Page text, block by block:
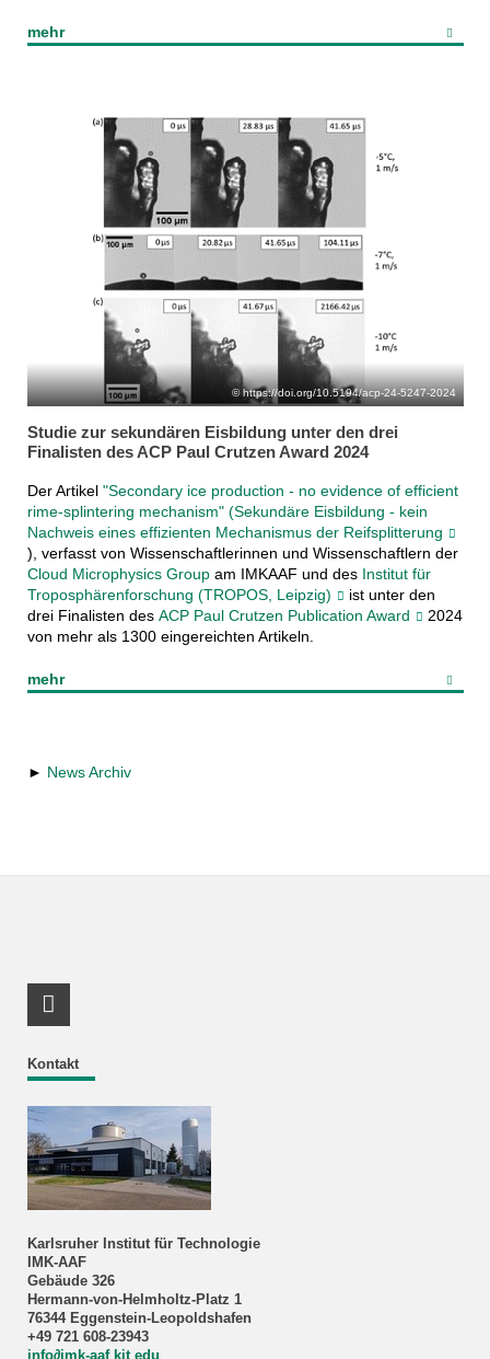
mehr
https://doi.org/10.5194/acp-24-5247-2024
Studie zur sekundären Eisbildung unter den drei
Finalisten des ACP Paul Crutzen Award 2024
Der Artikel "Secondary ice production - no evidence of efficient
rime-splintering mechanism" (Sekundäre Eisbildung - kein
Nachweis eines effizienten Mechanismus der Reifsplitterung
), verfasst von Wissenschaftlerinnen und Wissenschaftlern der
Cloud Microphysics Groupam IMKAAF und des Institut für
Troposphärenforschung (TROPOS, Leipzig)
ist unter den
drei Finalisten des ACP Paul Crutzen Publication Award
2024
von mehr als 1300 eingereichten Artikeln.
mehr
► News Archiv
Kontakt
Karlsruher Institut für Technologie
IMK-AAF
Gebäude 326
Hermann-von-Helmholtz-Platz 1
76344 Eggenstein-Leopoldshafen
+49 721 608-23943
info∂imk-aaf kit edu
RSS-Feed